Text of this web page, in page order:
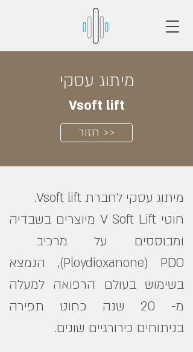
מיתוג עסקי
Vsoft lift
חזור >>
מיתוג עסקי לחברת Vsoft lift.
חוטי V Soft Lift מיוצרים בשבדיה
ומבוססים על מרכיב
Ploydioxanone) PDO), הנמצא
בשימוש בעולם הרפואה למעלה
מ- 20 שנה כחוט תפירה
בניתוחים כירורגיים שונים.